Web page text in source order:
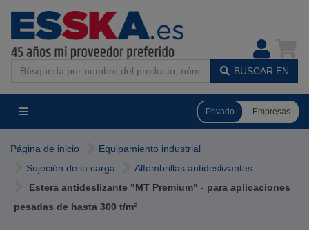
BUSCAR EN
Privado Empresas
Página de inicio
Equipamiento industrial
Sujeción de la carga
Alfombrillas antideslizantes
Estera antideslizante "MT Premium" - para aplicaciones
pesadas de hasta 300 t/m²